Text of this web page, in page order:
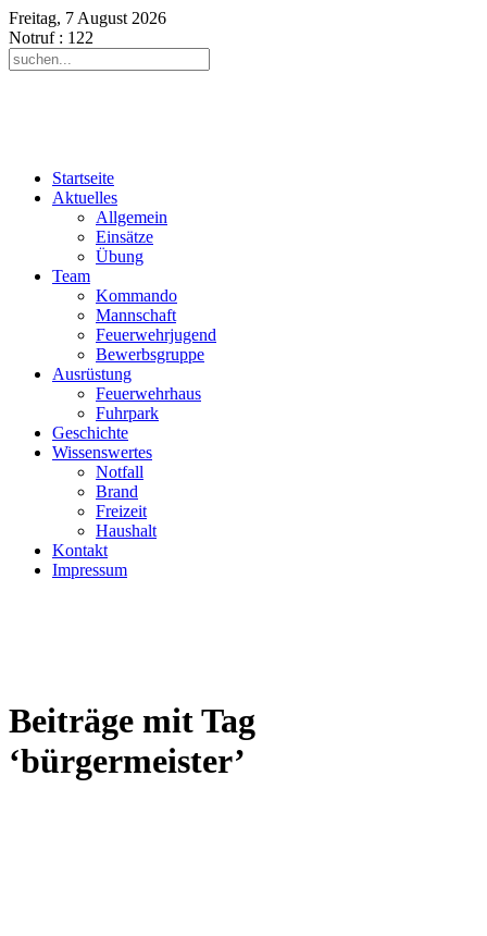
Freitag, 7 August 2026
Notruf: 122
Startseite
Aktuelles
Allgemein
Einsätze
Übung
Team
Kommando
Mannschaft
Feuerwehrjugend
Bewerbsgruppe
Ausrüstung
Feuerwehrhaus
Fuhrpark
Geschichte
Wissenswertes
Notfall
Brand
Freizeit
Haushalt
Kontakt
Impressum
Beiträge mit Tag
‘bürgermeister’